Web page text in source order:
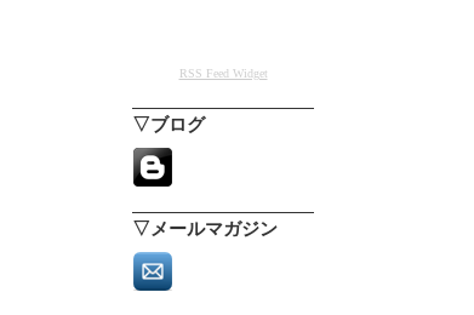
RSS Feed Widget
▽ブログ
▽メールマガジン